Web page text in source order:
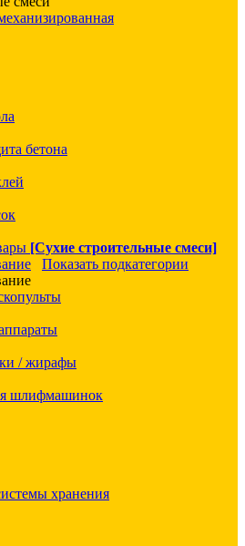
бетона
[Сухие строительные смеси]
Показать подкатегории
/ жирафы
шлифмашинок
хранения